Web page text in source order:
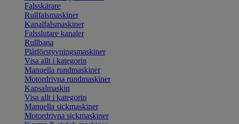
Falsskärare
Rullfalsmaskiner
Kanalfalsmaskiner
Falsslutare kanaler
Rullbana
Plåtförstyvningsmaskiner
Visa allt i kategorin
Manuella rundmaskiner
Motordrivna rundmaskiner
Kapsalmaskin
Visa allt i kategorin
Manuella sickmaskiner
Motordrivna sickmaskiner